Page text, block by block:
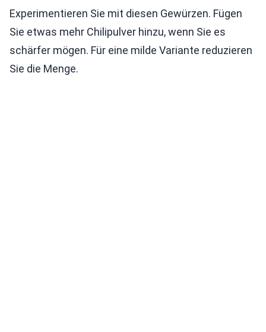
Experimentieren Sie mit diesen Gewürzen. Fügen
Sie etwas mehr Chilipulver hinzu, wenn Sie es
schärfer mögen. Für eine milde Variante reduzieren
Sie die Menge.